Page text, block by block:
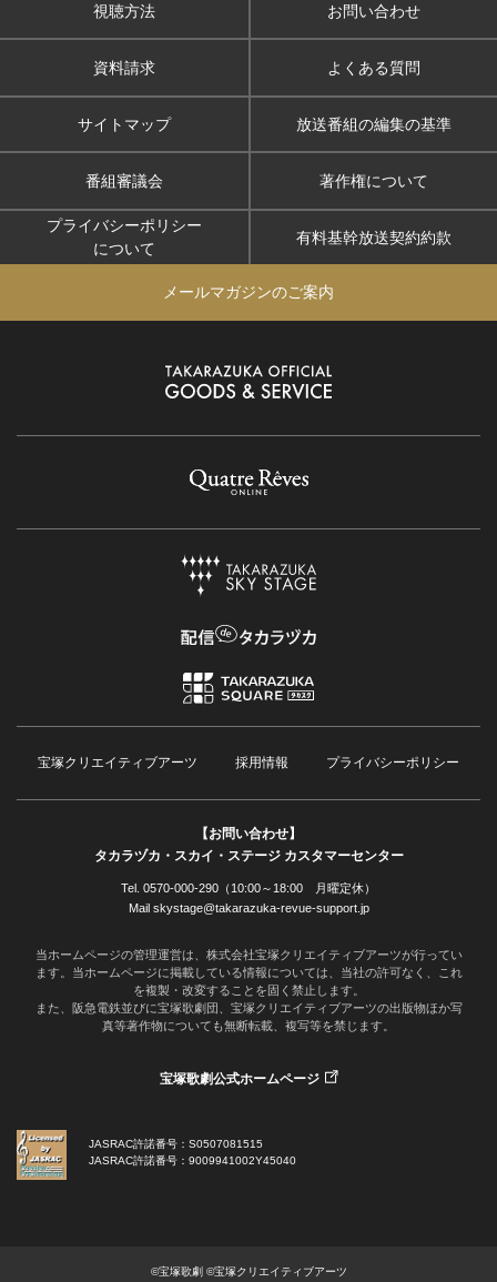
視聴方法 お問い合わせ
資料請求 よくある質問
サイトマップ 放送番組の編集の基準
番組審議会 著作権について
プライバシーポリシー
について
有料基幹放送契約約款
メールマガジンのご案内
宝塚クリエイティブアーツ 採用情報 プライバシーポリシー
【お問い合わせ】
タカラヅカ・スカイ・ステージ カスタマーセンター
Tel. 0570-000-290（10:00～18:00 月曜定休）
Mail skystage@takarazuka-revue-support.jp
当ホームページの管理運営は、株式会社宝塚クリエイティブアーツが行ってい
ます。当ホームページに掲載している情報については、当社の許可なく、これ
を複製・改変することを固く禁止します。
また、阪急電鉄並びに宝塚歌劇団、宝塚クリエイティブアーツの出版物ほか写
真等著作物についても無断転載、複写等を禁じます。
宝塚歌劇公式ホームページ
JASRAC許諾番号：S0507081515
JASRAC許諾番号：9009941002Y45040
©宝塚歌劇 ©宝塚クリエイティブアーツ